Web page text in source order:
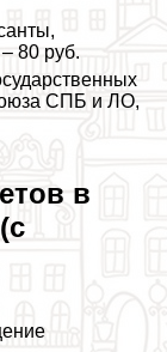
80 руб.
СПБ и ЛО,
в